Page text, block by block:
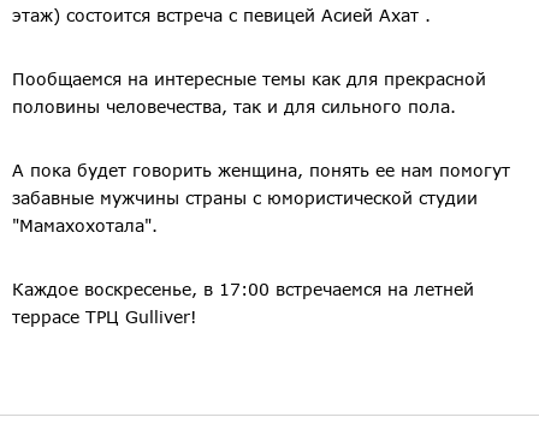
этаж) состоится встреча с певицей Асией Ахат .
Пообщаемся на интересные темы как для прекрасной
половины человечества, так и для сильного пола.
А пока будет говорить женщина, понять ее нам помогут
забавные мужчины страны с юмористической студии
"Мамахохотала".
Каждое воскресенье, в 17:00 встречаемся на летней
террасе ТРЦ Gulliver!